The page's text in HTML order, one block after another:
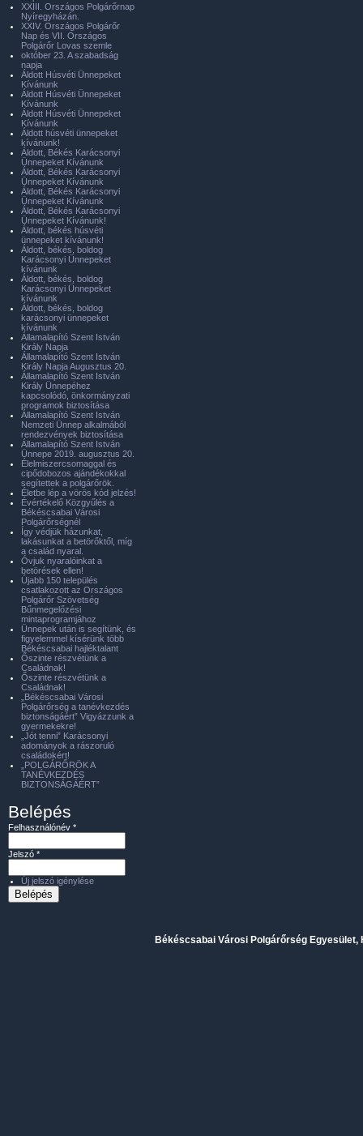
XXIII. Országos Polgárőrnap
Nyíregyházán.
XXIV. Országos Polgárőr
Nap és VII. Országos
Polgárőr Lovas szemle
október 23. A szabadság
napja
Áldott Húsvéti Ünnepeket
Kívánunk
Áldott Húsvéti Ünnepeket
Kívánunk
Áldott Húsvéti Ünnepeket
Kívánunk
Áldott húsvéti ünnepeket
kívánunk!
Áldott, Békés Karácsonyi
Ünnepeket Kívánunk
Áldott, Békés Karácsonyi
Ünnepeket Kívánunk
Áldott, Békés Karácsonyi
Ünnepeket Kívánunk
Áldott, Békés Karácsonyi
Ünnepeket Kívánunk!
Áldott, békés húsvéti
ünnepeket kívánunk!
Áldott, békés, boldog
Karácsonyi Ünnepeket
kívánunk
Áldott, békés, boldog
Karácsonyi Ünnepeket
kívánunk
Áldott, békés, boldog
karácsonyi ünnepeket
kívánunk
Államalapító Szent István
Király Napja
Államalapító Szent István
Király Napja Augusztus 20.
Államalapító Szent István
Király Ünnepéhez
kapcsolódó, önkormányzati
programok biztosítása
Államalapító Szent István
Nemzeti Ünnep alkalmából
rendezvények biztosítása
Államalapító Szent István
Ünnepe 2019. augusztus 20.
Élelmiszercsomaggal és
cipődobozos ajándékokkal
segítettek a polgárőrök.
Életbe lép a vörös kód jelzés!
Évértékelő Közgyűlés a
Békéscsabai Városi
Polgárőrségnél
Így védjük házunkat,
lakásunkat a betörőktől, míg
a család nyaral.
Óvjuk nyaralóinkat a
betörések ellen!
Újabb 150 település
csatlakozott az Országos
Polgárőr Szövetség
Bűnmegelőzési
mintaprogramjához
Ünnepek után is segítünk, és
figyelemmel kísérünk több
Békéscsabai hajléktalant
Őszinte részvétünk a
Családnak!
Őszinte részvétünk a
Családnak!
„Békéscsabai Városi
Polgárőrség a tanévkezdés
biztonságáért” Vigyázzunk a
gyermekekre!
„Jót tenni” Karácsonyi
adományok a rászoruló
családokért!
„POLGÁRŐRÖK A
TANÉVKEZDÉS
BIZTONSÁGÁÉRT”
Belépés
Felhasználónév *
Jelszó *
Új jelszó igénylése
Békéscsabai Városi Polgárőrség Egyesület,